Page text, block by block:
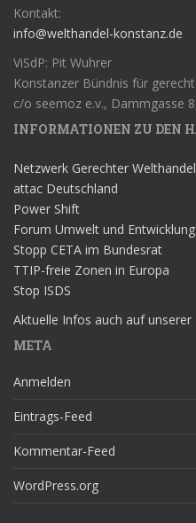
Kontakt:
info@welthandel-konstanz.de
ViSdP: Pit Wuhrer
Konstanzer Bündnis für
c/o seemoz e.v., Dammgasse
INFORMATIONEN ZU DEN
Netzwerk Gerechter Welthandel
attac Deutschland
Power Shift
Forum Umwelt und Entwicklung
Stopp CETA im Bundesrat
TTIP-freie Zonen in Europa
Stop ISDS
Aktuelle Infos auch auf unserer
META
Anmelden
Eintrags-Feed
Kommentar-Feed
WordPress.org